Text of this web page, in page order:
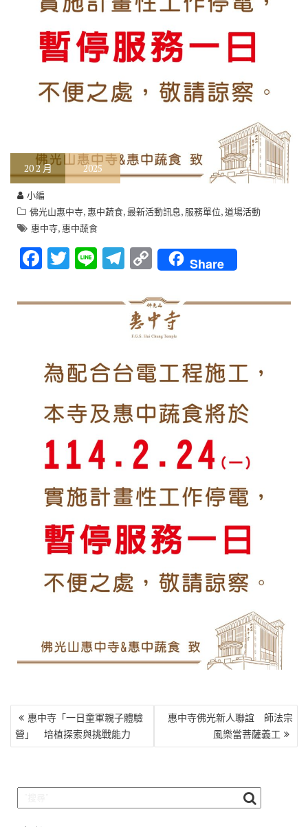
202 月 2025
小編
佛光山惠中寺, 惠中蔬食,最新活動訊息, 服務單位,道場活動
惠中寺, 惠中蔬食
F
e
o
k
T
it
Li
e
T
e
gr
a
m
C
o
p
y
Li
n
k
Share
文
章
導
惠中寺「一日童軍親子體驗
營」 培植探索與挑戰能力
惠中寺佛光新人聯誼 師法宗
風樂當菩薩義工